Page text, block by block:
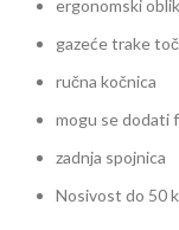
ergonomski
gazeće trake
ručna kočnica
mogu se dodati
zadnja spojnica
Nosivost do 50